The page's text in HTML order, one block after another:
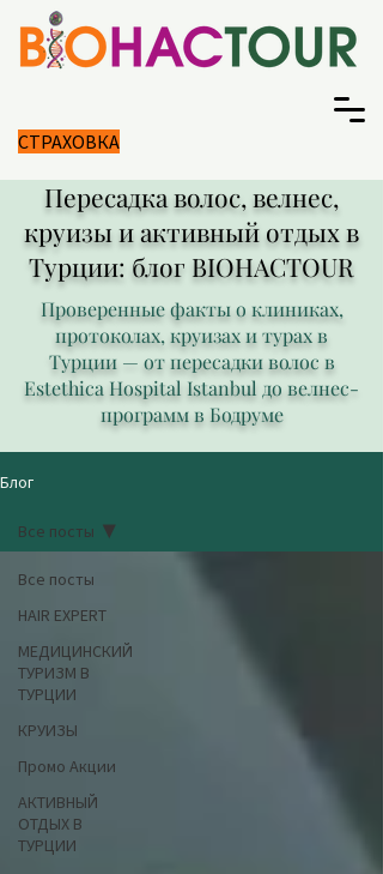
СТРАХОВКА
Пересадка волос, велнес,
круизы и активный отдых в
Турции: блог BIOHACTOUR
Проверенные факты о клиниках,
протоколах, круизах и турах в
Турции — от пересадки волос в
Estethica Hospital Istanbul до велнес-
программ в Бодруме
Блог
Все посты
HAIR EXPERT
МЕДИЦИНСКИЙ
ТУРИЗМ В
ТУРЦИИ
КРУИЗЫ
Промо Акции
АКТИВНЫЙ
ОТДЫХ В
ТУРЦИИ
Все посты